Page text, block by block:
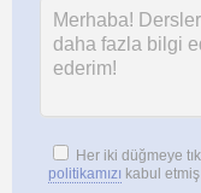
Her iki düğmeye
politikamızı kabul